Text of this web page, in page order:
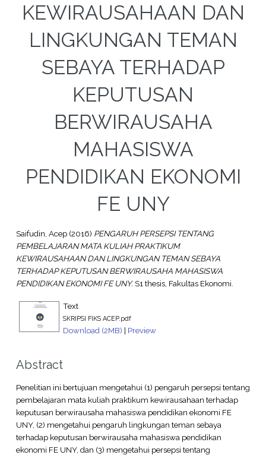
KEWIRAUSAHAAN DAN
LINGKUNGAN TEMAN
SEBAYA TERHADAP
KEPUTUSAN
BERWIRAUSAHA
MAHASISWA
PENDIDIKAN EKONOMI
FE UNY
Saifudin, Acep(2016) PENGARUH PERSEPSI TENTANG
PEMBELAJARAN MATA KULIAH PRAKTIKUM
KEWIRAUSAHAAN DAN LINGKUNGAN TEMAN SEBAYA
TERHADAP KEPUTUSAN BERWIRAUSAHA MAHASISWA
PENDIDIKAN EKONOMI FE UNY.S1 thesis, Fakultas Ekonomi.
Text
SKRIPSI FIKS ACEP.pdf
Download (2MB) | Preview
Abstract
Penelitian ini bertujuan mengetahui (1) pengaruh persepsi tentang
pembelajaran mata kuliah praktikum kewirausahaan terhadap
keputusan berwirausaha mahasiswa pendidikan ekonomi FE
UNY, (2) mengetahui pengaruh lingkungan teman sebaya
terhadap keputusan berwirausaha mahasiswa pendidikan
ekonomi FE UNY, dan (3) mengetahui persepsi tentang